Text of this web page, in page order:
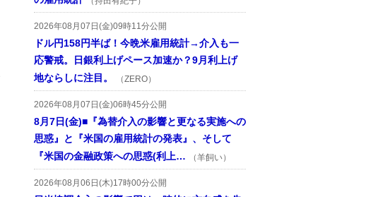
2026年08月07日(金)09時11分公開
ドル円158円半ば！今晩米雇用統計→介入も一
応警戒。日銀利上げペース加速か？9月利上げ
地ならしに注目。
（ZERO）
2026年08月07日(金)06時45分公開
8月7日(金)■『為替介入の影響と更なる実施への
思惑』と『米国の雇用統計の発表』、そして
『米国の金融政策への思惑(利上…
（羊飼い）
2026年08月06日(木)17時00分公開